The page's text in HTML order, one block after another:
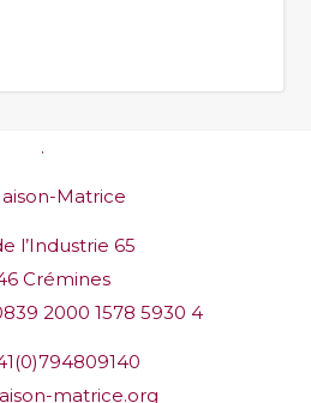
.
Matrice
l’Industrie 65
Crémines
2000 1578 5930 4
matrice.org